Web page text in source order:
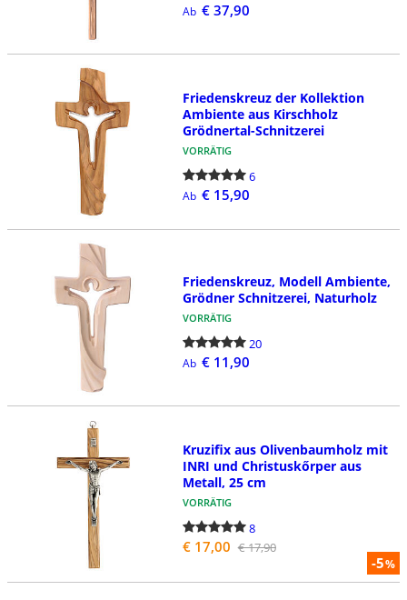
Ab € 37,90
Friedenskreuz der Kollektion
Ambiente aus Kirschholz
Grödnertal-Schnitzerei
VORRÄTIG
6
Ab € 15,90
Friedenskreuz, Modell Ambiente,
Grödner Schnitzerei, Naturholz
VORRÄTIG
20
Ab € 11,90
-5%
Kruzifix aus Olivenbaumholz mit
INRI und Christuskőrper aus
Metall, 25 cm
VORRÄTIG
8
€ 17,00 € 17,90